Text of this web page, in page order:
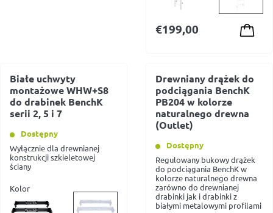
€199,00
Białe uchwyty
montażowe WHW+S8
do drabinek BenchK
serii 2, 5 i 7
Dostępny
Wyłącznie dla drewnianej
konstrukcji szkieletowej
ściany
Kolor
Drewniany drążek do
podciągania BenchK
PB204 w kolorze
naturalnego drewna
(Outlet)
Dostępny
Regulowany bukowy drążek
do podciągania BenchK w
kolorze naturalnego drewna
zarówno do drewnianej
drabinki jak i drabinki z
białymi metalowymi profilami